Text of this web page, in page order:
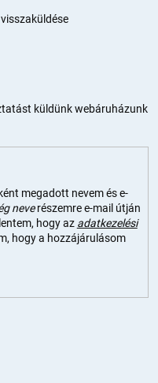
küldünk webáruházunk
megadott nevem és e-
neverészemre e-mail útján
hogy az adatkezelési
hogy a hozzájárulásom